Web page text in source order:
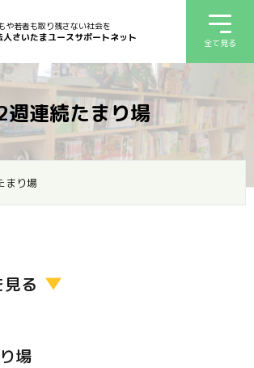
や若者も取り残さない社会を
人さいたまユースサポートネット 全て見る
週連続たまり場
まり場
る
場